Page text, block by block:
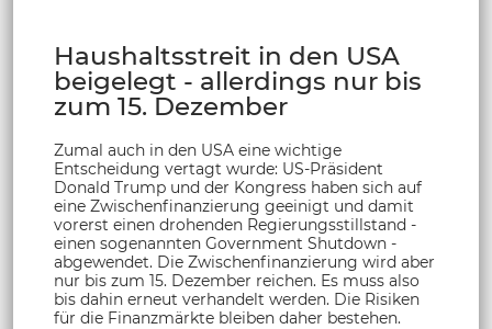
Haushaltsstreit in den USA
beigelegt - allerdings nur bis
zum 15. Dezember
Zumal auch in den USA eine wichtige
Entscheidung vertagt wurde: US-Präsident
Donald Trump und der Kongress haben sich auf
eine Zwischenfinanzierung geeinigt und damit
vorerst einen drohenden Regierungsstillstand -
einen sogenannten Government Shutdown -
abgewendet. Die Zwischenfinanzierung wird aber
nur bis zum 15. Dezember reichen. Es muss also
bis dahin erneut verhandelt werden. Die Risiken
für die Finanzmärkte bleiben daher bestehen.